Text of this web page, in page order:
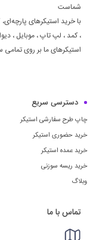
شماست
با خرید استیکرهای
، كمد ، لپ تاپ ، موبايل ،
استیکرهای ما بر روی
دسترسی سریع
چاپ طرح سفارشی استیکر
خرید حضوری استیکر
خرید عمده استیکر
خرید ریسه سوزنی
وبلاگ
تماس با ما